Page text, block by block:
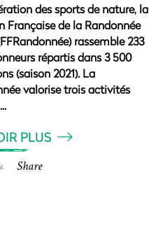
des sports de nature, la
Française de la Randonnée
rassemble 233
répartis dans 3 500
(saison 2021). La
valorise trois activités
PLUS
Share